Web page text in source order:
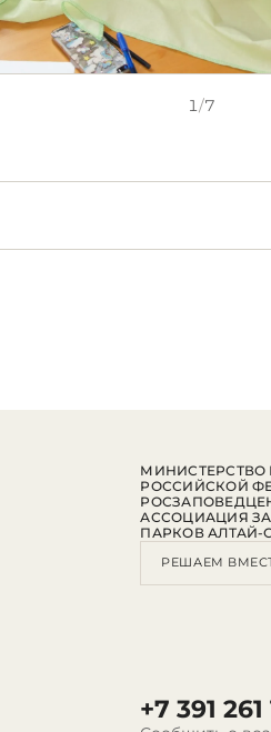
1/7
+7 391 261
МИНИСТЕРСТВО
РОССИЙСКОЙ
АССОЦИАЦИЯ
ПАРКОВ АЛТАЙ-
РЕШАЕМ